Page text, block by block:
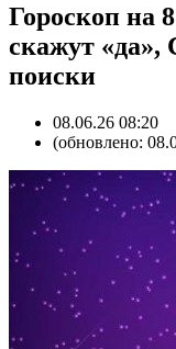
Гороскоп на
скажут
поиски
08.06.26 08:20
(обновлено: